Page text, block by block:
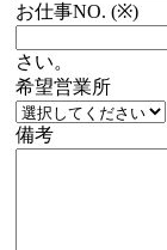
お仕事NO. (※)
さい。
希望営業所
備考